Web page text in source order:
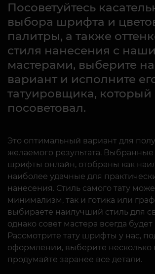
Посоветуйтесь
выбора шрифта и
палитры, а также
стиля нанесения с
мастерами, выберите
вариант и исполните
татуировщика, который
посоветовал.
Это оптимальный вариант для
желаемого результата. Выбранные
шрифты онлайн, отобраны как
наиболее удачные для
нанесения. Стиль самого тату
минимализм, так и готика или
выбираете наилучший стиль для
однако совет мастера всегда
Рассмотрите тату шрифты у нас,
оформлении, выберите несколько
продумайте заранее все детали.